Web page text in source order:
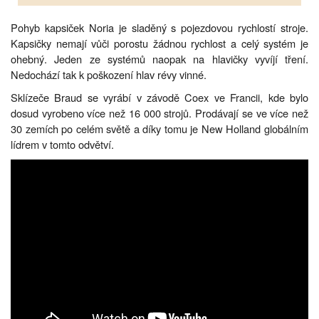
Pohyb kapsiček Noria je sladěný s pojezdovou rychlostí stroje.
Kapsičky nemají vůči porostu žádnou rychlost a celý systém je
ohebný. Jeden ze systémů naopak na hlavičky vyvíjí tření.
Nedochází tak k poškození hlav révy vinné.
Sklízeče Braud se vyrábí v závodě Coex ve Francii, kde bylo
dosud vyrobeno více než 16 000 strojů. Prodávají se ve více než
30 zemích po celém světě a díky tomu je New Holland globálním
lídrem v tomto odvětví.